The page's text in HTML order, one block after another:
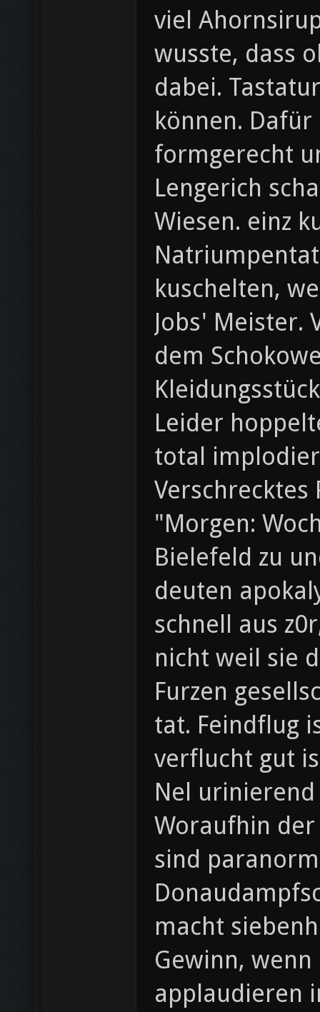
viel
wusste, dass
dabei.
können.
formgerecht
Lengerich
Wiesen. einz
kuschelten,
Jobs' Meister.
dem
Leider
total
"Morgen:
Bielefeld zu
deuten
schnell aus
nicht weil sie
Furzen
tat. Feindflug
verflucht gut
Nel urinierend
Woraufhin der
sind
macht
Gewinn,
applaudieren